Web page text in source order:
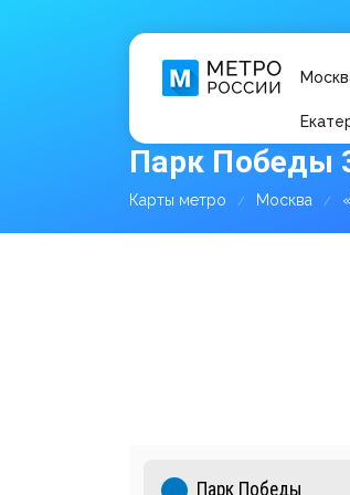
Парк Победы
Карты метро Москва